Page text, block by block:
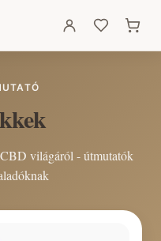
világáról - útmutatók